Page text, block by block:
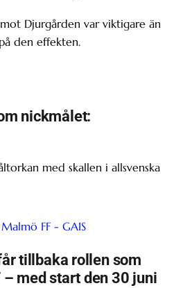
mot Djurgården var viktigare än
den effekten.
nickmålet:
med skallen i allsvenska
tillbaka rollen som
med start den 30 juni